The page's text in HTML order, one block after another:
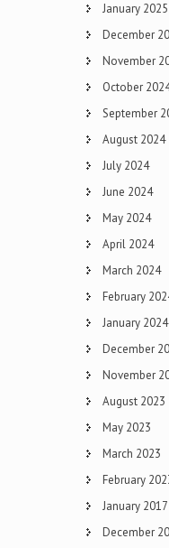
January 2025
December
November
October
September
August 2024
July 2024
June 2024
May 2024
April 2024
March 2024
February
January 2024
December
November
August 2023
May 2023
March 2023
February
January 2017
December